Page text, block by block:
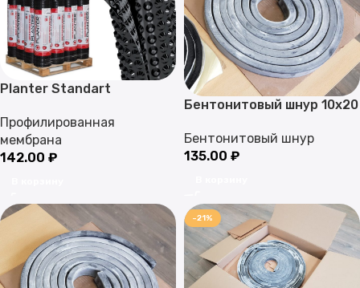
Planter Standart
Профилированная
мембрана
142.00 ₽
Бентонитовый шнур 10х20
Бентонитовый шнур
135.00 ₽
-21%